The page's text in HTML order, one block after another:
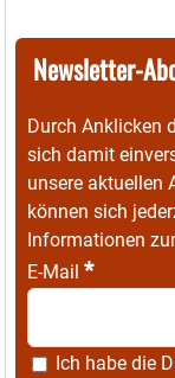
Newsletter-
Durch Anklicken
sich damit
unsere aktuellen
können sich
Informationen
E-Mail *
Ich habe die